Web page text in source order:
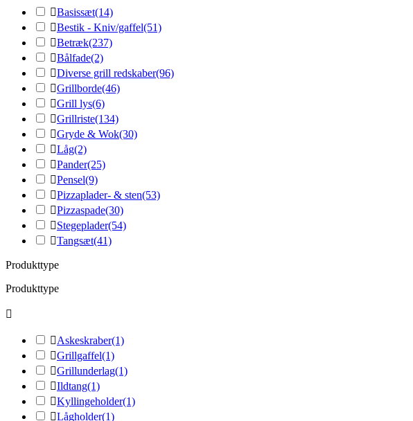
Basissæt(14)
Bestik - Kniv/gaffel(51)
Betræk(237)
Bålfade(2)
Diverse grill redskaber(96)
Grillborde(46)
Grill lys(6)
Grillriste(134)
Gryde & Wok(30)
Låg(2)
Pander(25)
Pensel(9)
Pizzaplader- & sten(53)
Pizzaspade(30)
Stegeplader(54)
Tangsæt(41)
Produkttype
Produkttype

Askeskraber(1)
Grillgaffel(1)
Grillunderlag(1)
Ildtang(1)
Kyllingeholder(1)
Lågholder(1)